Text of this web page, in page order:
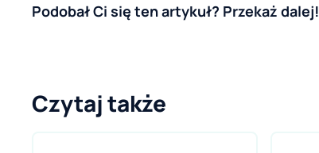
Podobał Ci się ten artykuł? Przekaż dalej!
Czytaj także